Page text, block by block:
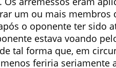
um ou mais membros
o oponente ter sido
estava voando
tal forma que, em
feriria seriamente